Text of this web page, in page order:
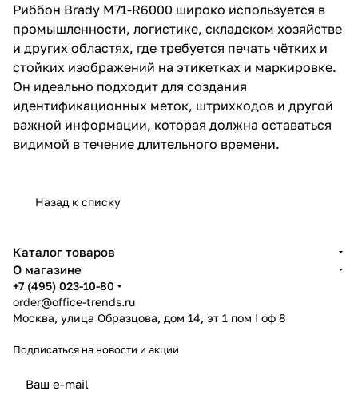
Риббон Brady M71-R6000 широко используется в
промышленности, логистике, складском хозяйстве
и других областях, где требуется печать чётких и
стойких изображений на этикетках и маркировке.
Он идеально подходит для создания
идентификационных меток, штрихкодов и другой
важной информации, которая должна оставаться
видимой в течение длительного времени.
Назад к списку
Каталог товаров
О магазине
+7 (495) 023-10-80
order@office-trends.ru
Москва, улица Образцова, дом 14, эт 1 пом I оф 8
Подписаться на новости и акции